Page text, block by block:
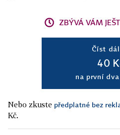
ZBÝVÁ VÁM
Číst
40
na první
Nebo zkuste předplatné bez
Kč.